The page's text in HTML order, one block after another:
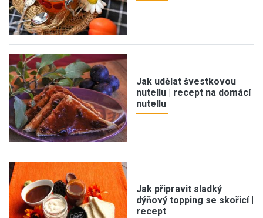
Jak udělat švestkovou
nutellu | recept na domácí
nutellu
Jak připravit sladký
dýňový topping se skořicí |
recept